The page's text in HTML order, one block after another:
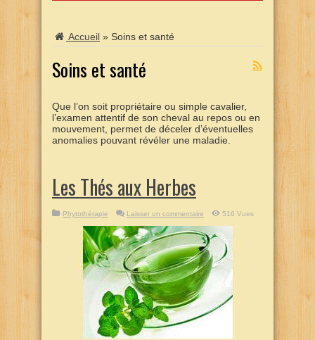
Accueil » Soins et santé
Soins et santé
Que l’on soit propriétaire ou simple cavalier,
l’examen attentif de son cheval au repos ou en
mouvement, permet de déceler d’éventuelles
anomalies pouvant révéler une maladie.
Les Thés aux Herbes
Phytothérapie Laisser un commentaire 516 Vues